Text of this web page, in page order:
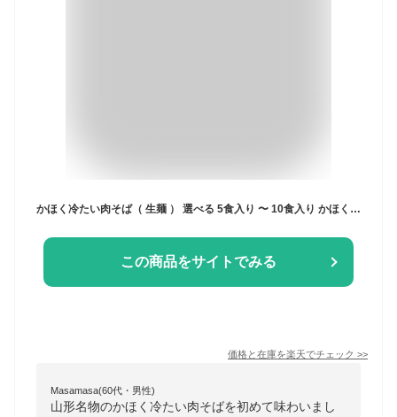
かほく冷たい肉そば（ 生麺 ） 選べる 5食入り 〜 10食入り かほく冷たい肉そば研究会 山形直送計画 ソバ 蕎麦 冷凍 出汁 だし お中元 山形県 生産者直送 お取り寄せ ギフト プレゼント 贈り物 送料無料 お歳暮
この商品をサイトでみる
価格と在庫を楽天でチェック >>
Masamasa(60代・男性)
山形名物のかほく冷たい肉そばを初めて味わいまし